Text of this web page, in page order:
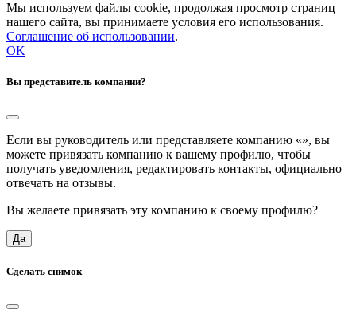
Мы используем файлы cookie, продолжая просмотр страниц
нашего сайта, вы принимаете условия его использования.
Соглашение об использовании.
OK
Вы представитель компании?
Если вы руководитель или представляете компанию «», вы
можете привязать компанию к вашему профилю, чтобы
получать уведомления, редактировать контакты, официально
отвечать на отзывы.
Вы желаете привязать эту компанию к своему профилю?
Да
Сделать снимок